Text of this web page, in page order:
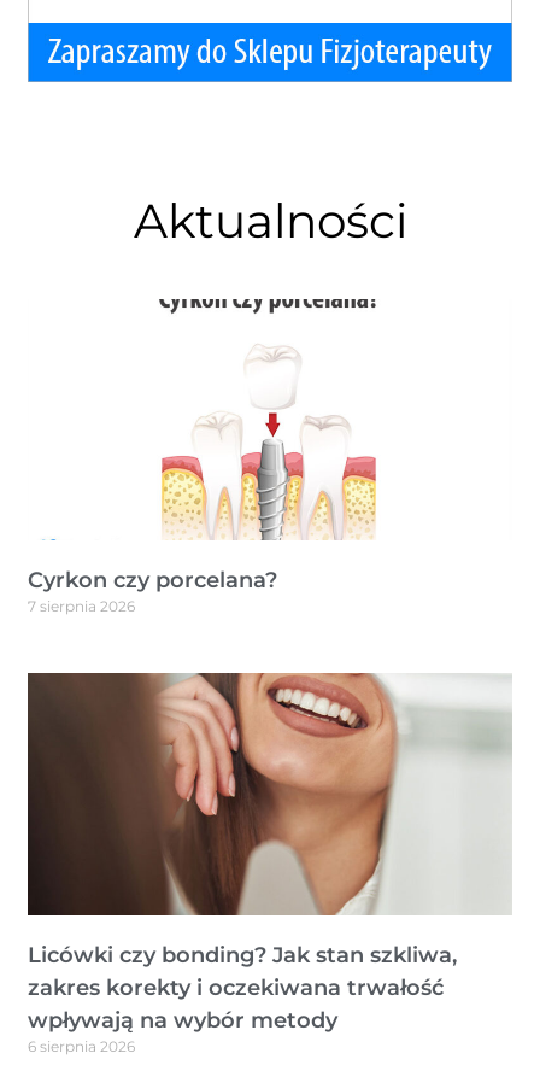
Aktualności
Cyrkon czy porcelana?
7 sierpnia 2026
Licówki czy bonding? Jak stan szkliwa,
zakres korekty i oczekiwana trwałość
wpływają na wybór metody
6 sierpnia 2026